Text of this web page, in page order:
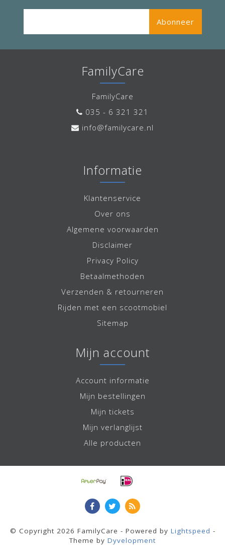
Abonneer
FamilyCare
FamilyCare
035 - 6 321 321
info@familycare.nl
Informatie
Klantenservice
Over ons
Algemene voorwaarden
Disclaimer
Privacy Policy
Betaalmethoden
Verzenden & retourneren
Rijden met een scootmobiel
Sitemap
Mijn account
Account informatie
Mijn bestellingen
Mijn tickets
Mijn verlanglijst
Alle producten
© Copyright 2026 FamilyCare - Powered by Lightspeed -
Theme by Dyvelopment